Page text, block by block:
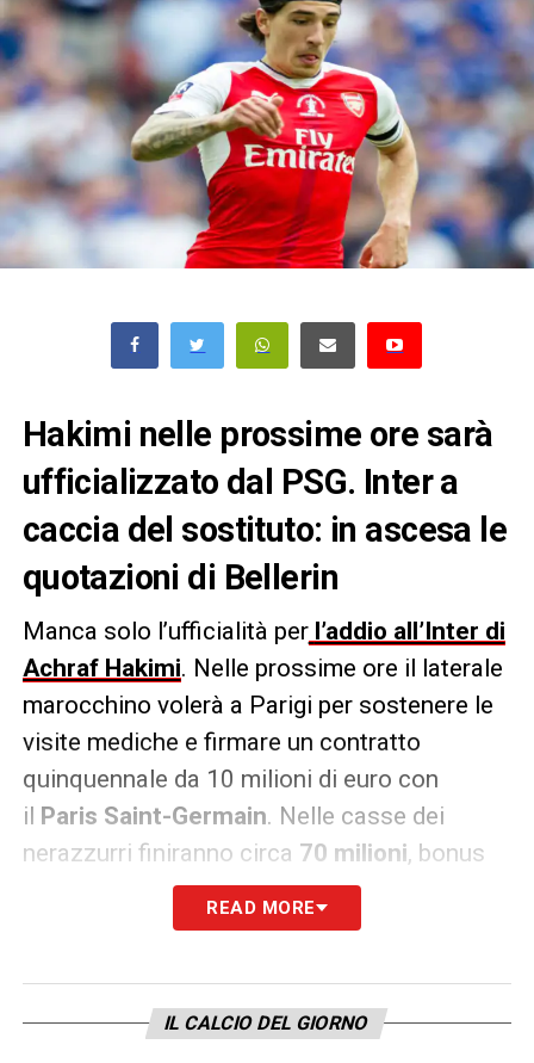
Hakimi nelle prossime ore sarà
ufficializzato dal PSG. Inter a
caccia del sostituto: in ascesa le
quotazioni di Bellerin
Manca solo l’ufficialità per l’addio all’Inter di
Achraf Hakimi. Nelle prossime ore il laterale
marocchino volerà a Parigi per sostenere le
visite mediche e firmare un contratto
quinquennale da 10 milioni di euro con
il Paris Saint-Germain. Nelle casse dei
nerazzurri finiranno circa 70 milioni, bonus
compresi, con il giocatore classe ’98 che
lascerà dopo una sola stagione Milano.
Marottae Ausilio a caccia del sostituto, con
le quotazioni diHector Bellerinin ascesa
READ MORE
IL CALCIO DEL GIORNO